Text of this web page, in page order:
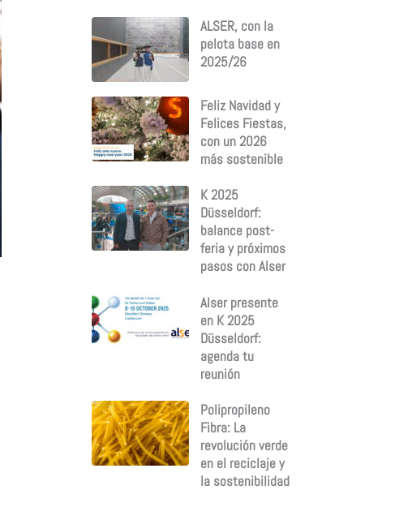
ALSER, con la
pelota base en
2025/26
Feliz Navidad y
Felices Fiestas,
con un 2026
más sostenible
K 2025
Düsseldorf:
balance post-
feria y próximos
pasos con Alser
Alser presente
en K 2025
Düsseldorf:
agenda tu
reunión
Polipropileno
Fibra: La
revolución verde
en el reciclaje y
la sostenibilidad